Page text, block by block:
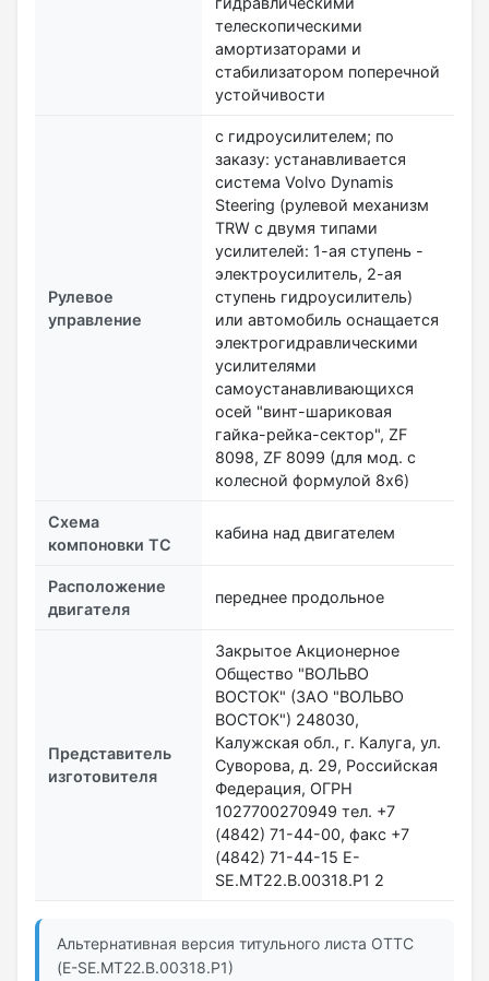
телескопическими
амортизаторами и
стабилизатором поперечной
устойчивости
Рулевое
управление
с гидроусилителем; по
заказу: устанавливается
система Volvo Dynamis
Steering (рулевой механизм
TRW с двумя типами
усилителей: 1-ая ступень -
электроусилитель, 2-ая
ступень гидроусилитель)
или автомобиль оснащается
электрогидравлическими
усилителями
самоустанавливающихся
осей "винт-шариковая
гайка-рейка-сектор", ZF
8098, ZF 8099 (для мод. с
колесной формулой 8х6)
Схема
компоновки ТС
кабина над двигателем
Расположение
двигателя
переднее продольное
Представитель
изготовителя
Закрытое Акционерное
Общество "ВОЛЬВО
ВОСТОК" (ЗАО "ВОЛЬВО
ВОСТОК") 248030,
Калужская обл., г. Калуга, ул.
Суворова, д. 29, Российская
Федерация, ОГРН
1027700270949 тел. +7
(4842) 71-44-00, факс +7
(4842) 71-44-15 E-
SE.MT22.В.00318.P1 2
Альтернативная версия титульного листа ОТТС
(E-SE.MT22.В.00318.Р1)